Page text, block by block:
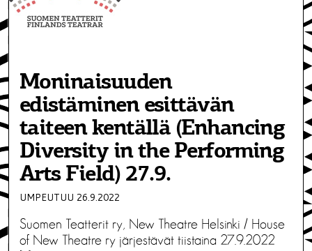
Moninaisuuden
edistäminen esittävän
taiteen kentällä (Enhancing
Diversity in the Performing
Arts Field) 27.9.
UMPEUTUU 26.9.2022
Suomen Teatterit ry, New Theatre Helsinki / House
of New Theatre ry järjestävät tiistaina 27.9.2022